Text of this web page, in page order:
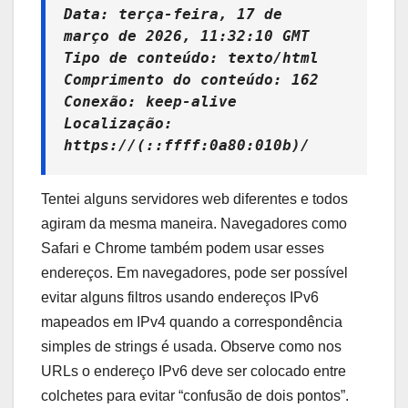
Data: terça-feira, 17 de
março de 2026, 11:32:10 GMT
Tipo de conteúdo: texto/html
Comprimento do conteúdo: 162
Conexão: keep-alive
Localização:
https://(::ffff:0a80:010b)/
Tentei alguns servidores web diferentes e todos
agiram da mesma maneira. Navegadores como
Safari e Chrome também podem usar esses
endereços. Em navegadores, pode ser possível
evitar alguns filtros usando endereços IPv6
mapeados em IPv4 quando a correspondência
simples de strings é usada. Observe como nos
URLs o endereço IPv6 deve ser colocado entre
colchetes para evitar “confusão de dois pontos”.